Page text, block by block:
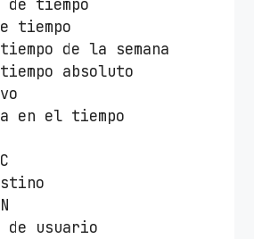
tiempo
tiempo
de la semana
absoluto
en el tiempo
de usuario